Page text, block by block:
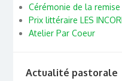
Cérémonie de la
Prix littéraire LES
Atelier Par Coeur
Actualité pastorale